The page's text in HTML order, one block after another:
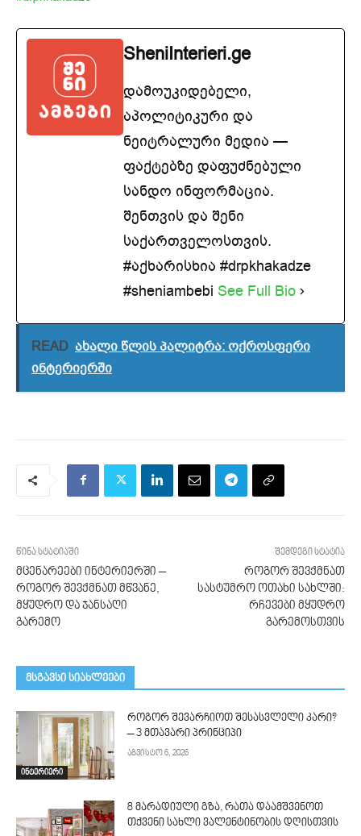
SheniInterieri.ge
დამოუკიდებელი,
აპოლიტიკური და
ნეიტრალური მედია —
ფაქტებზე დაფუძნებული
სანდო ინფორმაცია.
შენთვის და შენი
საქართველოსთვის.
#აქხარისხია #drpkhakadze
#sheniambebi See Full Bio
READ ახალი წლის პალიტრა: ოქროსფერი
ინტერიერში
წინა სტატიაში
მცენარეები ინტერიერში –
როგორ შევქმნათ მწვანე,
მყუდრო და ჯანსაღი
გარემო
შემდეგი სტატია
როგორ შევქმნათ
სასტუმრო ოთახი სახლში:
რჩევები მყუდრო
გარემოსთვის
მსგავსი სიახლეები
ინტერიერი
როგორ შევარჩიოთ შესასვლელი კარი?
– 3 მთავარი პრინციპი
აგვისტო 6, 2026
8 მარადიული გზა, რათა დაამშვენოთ
თქვენი სახლი ვალენტინობის დღისთვის